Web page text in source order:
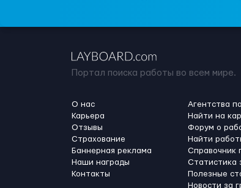
Портал поиска работы во всем мире.
О нас
Карьера
Отзывы
Страхование
Баннерная реклама
Наши награды
Контакты
Агентства
Найти на
Форум о
Найти
Справочник
Статистика
Полезные
Новости за